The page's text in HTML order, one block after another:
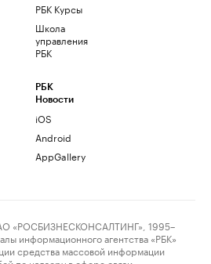
РБК Курсы
Школа
управления
РБК
РБК
Новости
iOS
Android
AppGallery
«РОСБИЗНЕСКОНСАЛТИНГ», 1995–
информационного агентства «РБК»
средства массовой информации